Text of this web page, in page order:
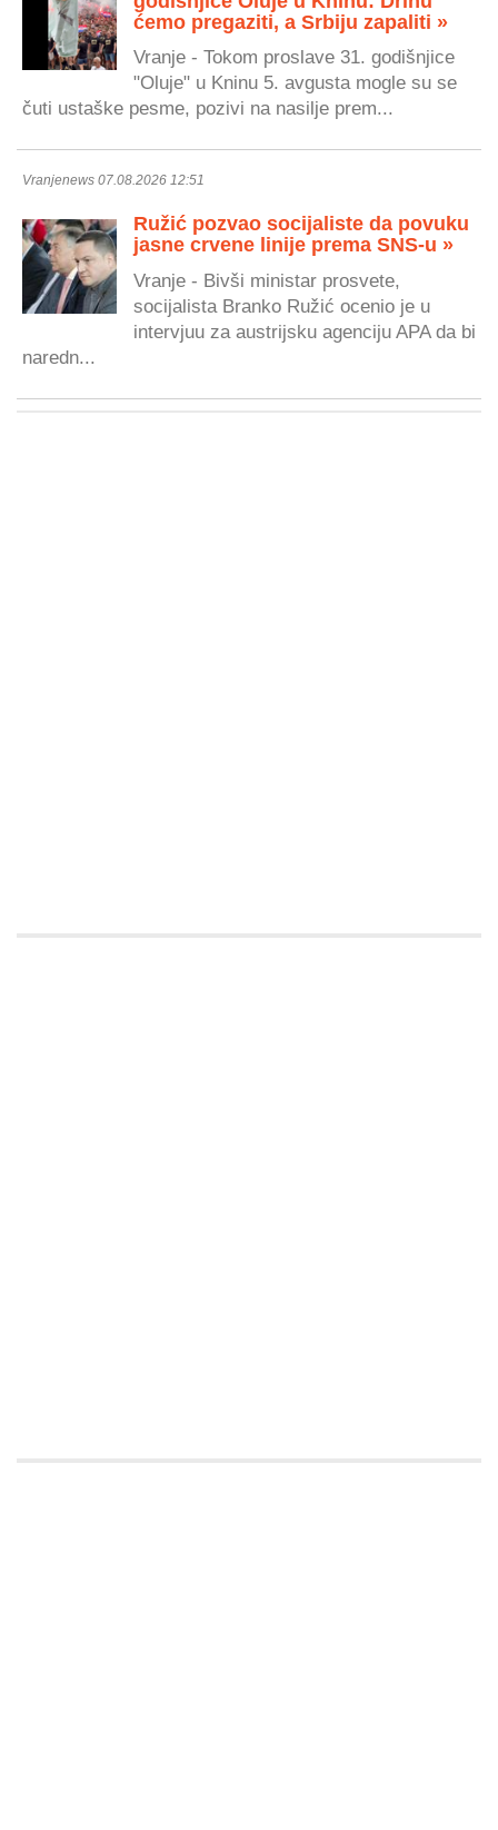
ćemo pregaziti, a Srbiju zapaliti »
Vranje - Tokom proslave 31. godišnjice
"Oluje" u Kninu 5. avgusta mogle su se
čuti ustaške pesme, pozivi na nasilje prem...
Vranjenews 07.08.2026 12:51
Ružić pozvao socijaliste da povuku
jasne crvene linije prema SNS-u »
Vranje - Bivši ministar prosvete,
socijalista Branko Ružić ocenio je u
intervjuu za austrijsku agenciju APA da bi
naredn...